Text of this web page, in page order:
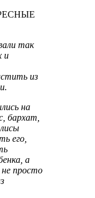
так
и
из
на
бархат,
его,
а
просто